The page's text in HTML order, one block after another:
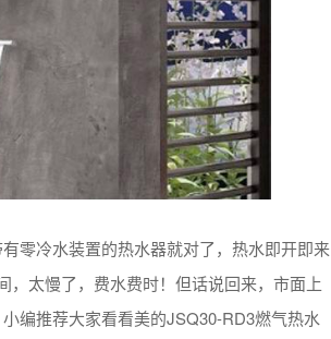
冷水装置的热水器就对了，热水即开即来
，太慢了，费水费时！但话说回来，市面上
编推荐大家看看美的JSQ30-RD3燃气热水